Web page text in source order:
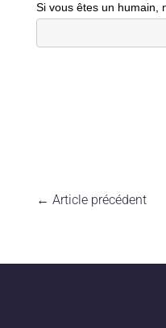
Si vous êtes un humain,
← Article précédent